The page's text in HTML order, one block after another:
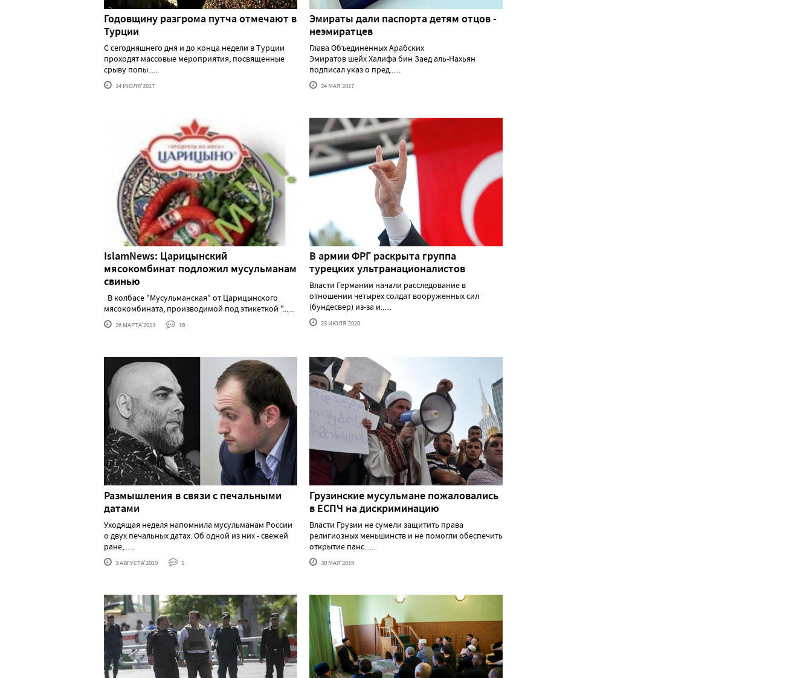
Годовщину разгрома путча отмечают в
Турции
С сегодняшнего дня и до конца недели в Турции
проходят массовые мероприятия, посвященные
срыву попы......
14 ИЮЛЯ'2017
Эмираты дали паспорта детям отцов -
неэмиратцев
Глава Объединенных Арабских
Эмиратов шейх Халифа бин Заед аль-Нахьян
подписал указ о пред......
24 МАЯ'2017
IslamNews: Царицынский
мясокомбинат подложил мусульманам
свинью
В колбасе "Мусульманская" от Царицынского
мясокомбината, производимой под этикеткой "......
26 МАРТА'2013 16
В армии ФРГ раскрыта группа
турецких ультранационалистов
Власти Германии начали расследование в
отношении четырех солдат вооруженных сил
(бундесвер) из-за и......
23 ИЮЛЯ'2020
Размышления в связи с печальными
датами
Уходящая неделя напомнила мусульманам России
о двух печальных датах. Об одной из них - свежей
ране,......
3 АВГУСТА'2019 1
Грузинские мусульмане пожаловались
в ЕСПЧ на дискриминацию
Власти Грузии не сумели защитить права
религиозных меньшинств и не помогли обеспечить
открытие панс......
30 МАЯ'2019